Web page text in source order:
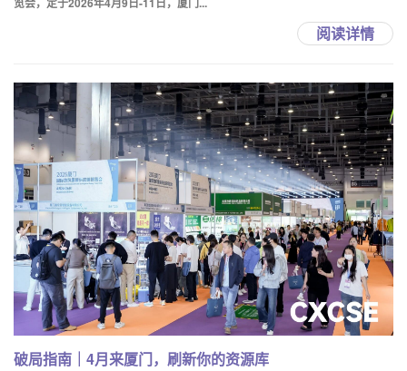
阅读详情
破局指南｜4月来厦门，刷新你的资源库